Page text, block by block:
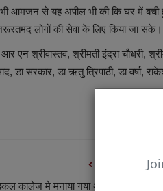
आमजन से यह अपील भी की कि घर में बची
लोगों की सेवा के लिए किया जा सके।
एन श्रीवास्तव, श्रीमती इंद्रा चौधरी,
डा सरकार, डा ऋतु त्रिपाठी, डा
PREVIOUS
कालेज मे मनाया गया अंतर्राष्ट्रीय योग